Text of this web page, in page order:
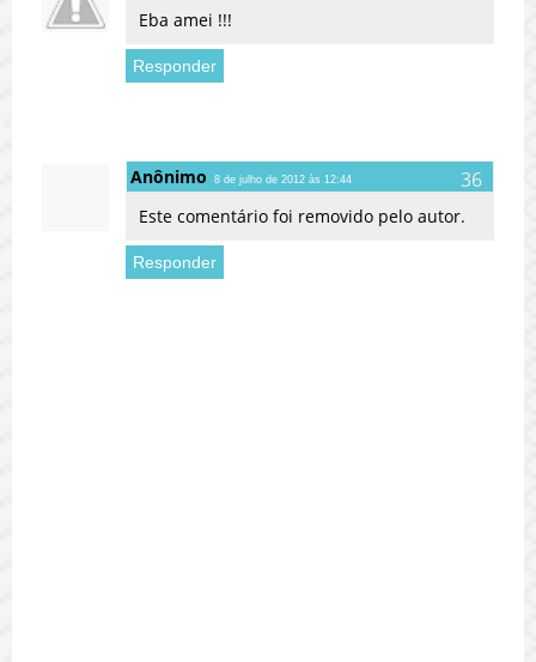
Eba amei !!!
Responder
Anônimo 8 de julho de 2012 às 12:44
Este comentário foi removido pelo autor.
Responder